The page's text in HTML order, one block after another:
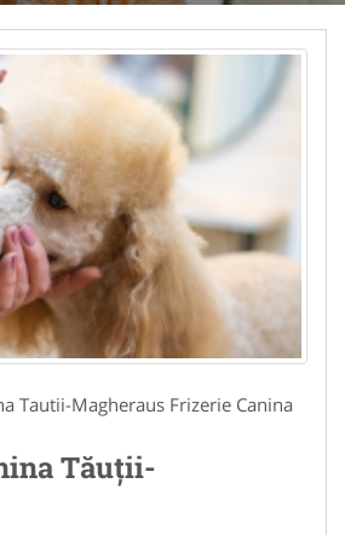
Tautii-Magheraus Frizerie Canina
Tăuții-